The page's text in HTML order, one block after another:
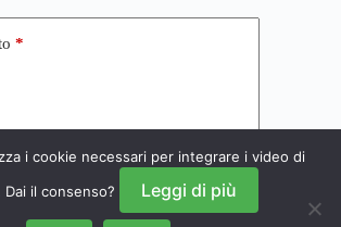
*
i cookie necessari per integrare i video di
Dai il consenso?
Leggi di più